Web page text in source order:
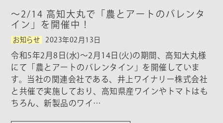
～2/14 高知大丸で「農とアートのバレンタ
イン」を開催中！
お知らせ 2023年02月13日
令和5年2月8日(水)～2月14日(火)の期間、高知大丸様
にて「農とアートのバレンタイン」を開催していま
す。当社の関連会社である、井上ワイナリー株式会社
と共催で実施しており、高知県産ワインやトマトはも
ちろん、新製品のワイ…